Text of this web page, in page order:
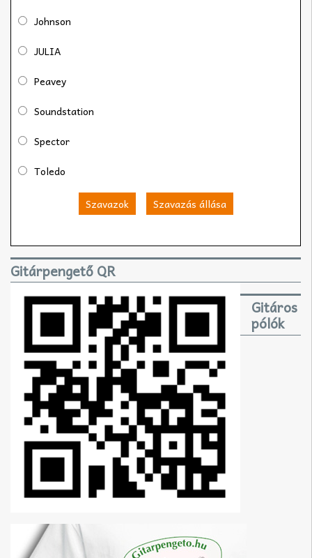
Johnson
JULIA
Peavey
Soundstation
Spector
Toledo
Szavazok Szavazás állása
Gitárpengető QR
Gitáros
pólók